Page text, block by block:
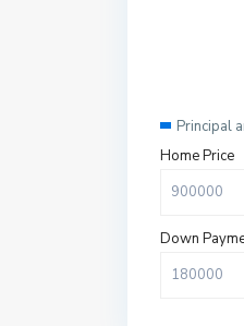
Principal
Home Price
Down